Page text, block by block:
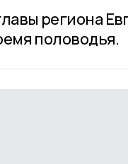
региона
половодья.